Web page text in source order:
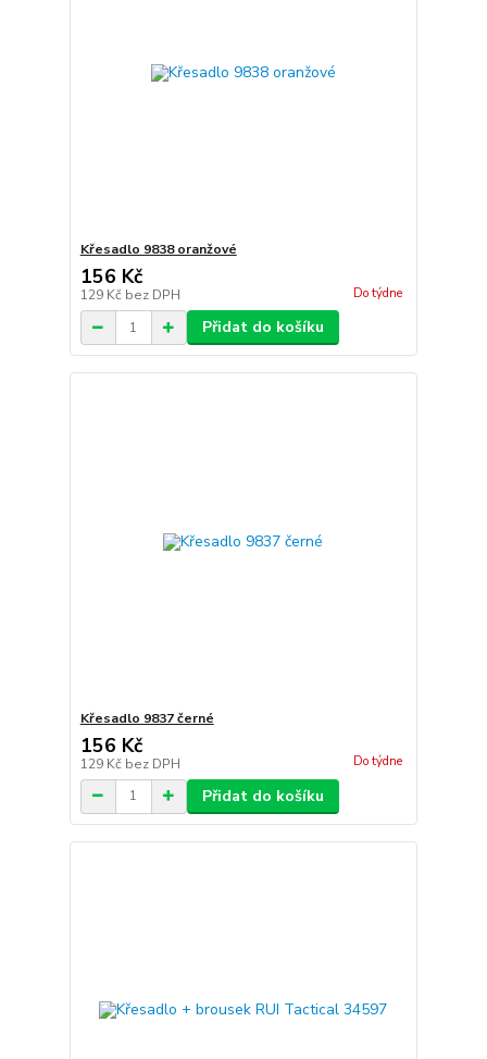
Křesadlo 9838 oranžové
156 Kč
129 Kč bez DPH Do týdne
Přidat do košíku
Křesadlo 9837 černé
156 Kč
129 Kč bez DPH Do týdne
Přidat do košíku